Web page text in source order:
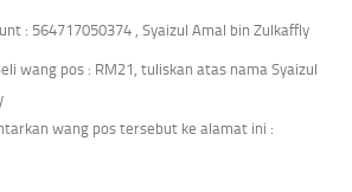
: 564717050374 , Syaizul Amal bin Zulkaffly
wang pos : RM21, tuliskan atas nama Syaizul
wang pos tersebut ke alamat ini :